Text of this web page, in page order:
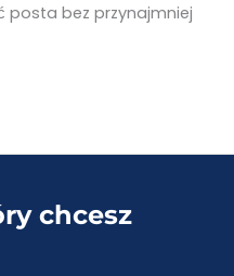
posta bez przynajmniej
chcesz